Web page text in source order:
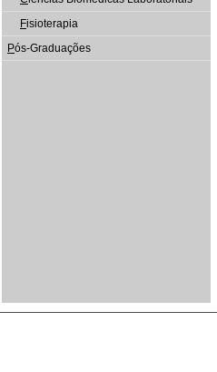
Fisioterapia
Pós-Graduações